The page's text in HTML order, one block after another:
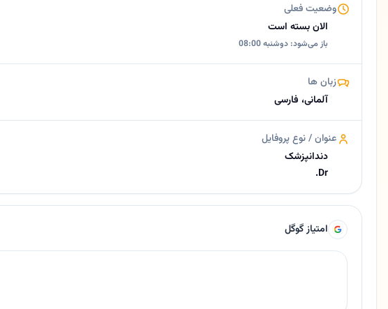
وضعیت فعلی
الان بسته است
باز می‌شود: دوشنبه 08:00
زبان ها
آلمانی، فارسی
عنوان / نوع پروفایل
دندانپزشک
Dr.
امتیاز گوگل